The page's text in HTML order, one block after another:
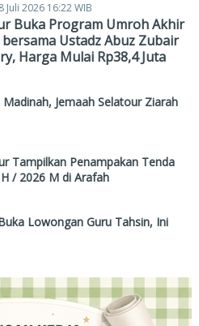
Juli 2026 16:22 WIB
Buka Program Umroh Akhir
Ustadz Abuz Zubair
Harga Mulai Rp38,4 Juta
Jemaah Selatour Ziarah
Tampilkan Penampakan Tenda
/ 2026 M di Arafah
Lowongan Guru Tahsin, Ini